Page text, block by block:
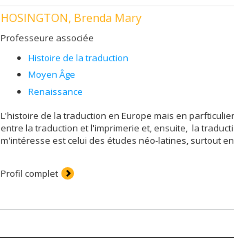
HOSINGTON, Brenda Mary
Professeure associée
Histoire de la traduction
Moyen Âge
Renaissance
L'histoire de la traduction en Europe mais en
entre la traduction et l'imprimerie et, ensuite, la
m'intéresse est celui des études néo-latines, surtout
Profil complet